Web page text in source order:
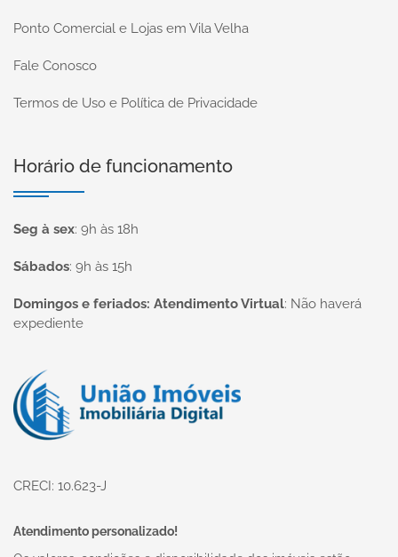
Ponto Comercial e Lojas em Vila Velha
Fale Conosco
Termos de Uso e Política de Privacidade
Horário de funcionamento
Seg à sex: 9h às 18h
Sábados: 9h às 15h
Domingos e feriados: Atendimento Virtual: Não haverá
expediente
Página inicial
CRECI: 10.623-J
Atendimento personalizado!